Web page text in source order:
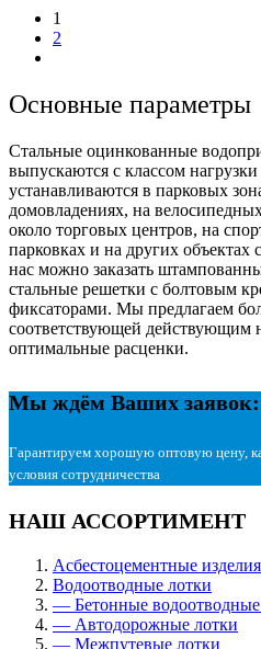
1
2
Основные параметры
Стальные оцинкованные
выпускаются с классом
устанавливаются в парковых
домовладениях, на
около торговых центров, на
парковках и на других объектах
нас можно заказать
стальные решетки с болтовым
фиксаторами. Мы предлагаем
соответствующей действующим
оптимальные расценки.
Мы ждём Ваших заявок:
Гарантируем хорошую оптовую цену,
условия сотрудничества
НАШ АССОРТИМЕНТ
Асбестоцементные изделия
Водоотводные лотки
— Бетонные водоотводные
— Автодорожные лотки
— Межпутевые лотки